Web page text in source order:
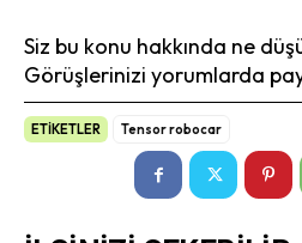
Siz bu konu hakkında ne
Görüşlerinizi yorumlarda
ETİKETLER Tensor robocar